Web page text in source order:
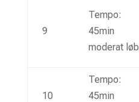
9
Tempo:
45min
moderat løb
10
Tempo:
45min